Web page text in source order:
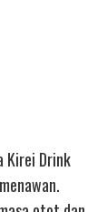
Kirei Drink